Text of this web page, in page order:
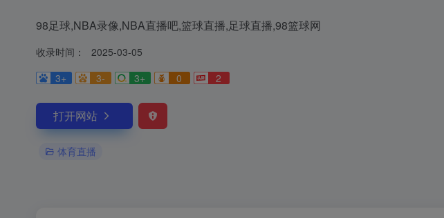
98足球,NBA录像,NBA直播吧,篮球直播,足球直播,98篮球网
收录时间：
2025-03-05
3+
3- 3+ 0 2
打开网站
体育直播